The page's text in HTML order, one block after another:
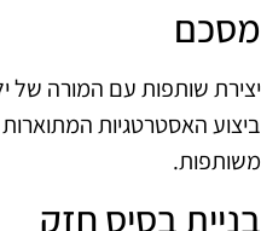
מסכם
יצירת שותפות עם המורה של
ביצוע האסטרטגיות
משותפות.
בניית בסיס חזק